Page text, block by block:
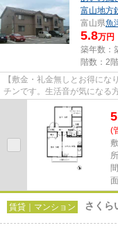
富山地方
富山県魚
5.8万円
築年数：
階数：2
【敷金・礼金無しとお得に
チンです。生活音が気になる
(
賃貸｜マンション さくら